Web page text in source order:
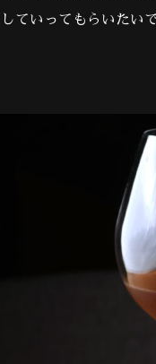
していってもらいたい